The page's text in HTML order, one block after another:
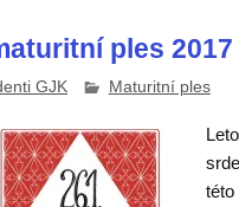
ples 2017
GJK Maturitní ples
této